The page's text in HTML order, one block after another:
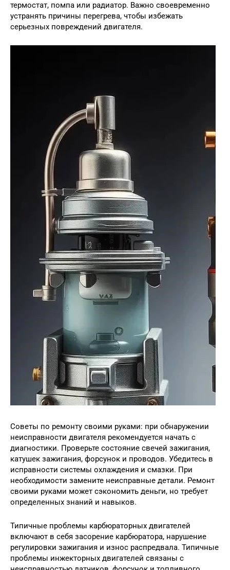
термостат, помпа или радиатор. Важно своевременно
устранять причины перегрева, чтобы избежать
серьезных повреждений двигателя.
Советы по ремонту своими руками: при обнаружении
неисправности двигателя рекомендуется начать с
диагностики. Проверьте состояние свечей зажигания,
катушек зажигания, форсунок и проводов. Убедитесь в
исправности системы охлаждения и смазки. При
необходимости замените неисправные детали. Ремонт
своими руками может сэкономить деньги, но требует
определенных знаний и навыков.
Типичные проблемы карбюраторных двигателей
включают в себя засорение карбюратора, нарушение
регулировки зажигания и износ распредвала. Типичные
проблемы инжекторных двигателей связаны с